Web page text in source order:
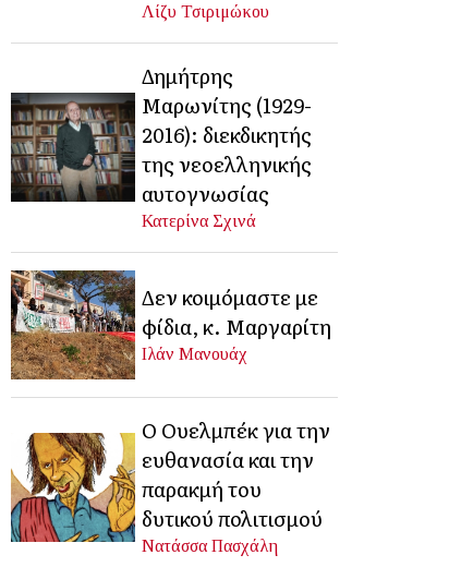
Λίζυ Τσιριμώκου
Δημήτρης
Μαρωνίτης (1929-
2016): διεκδικητής
της νεοελληνικής
αυτογνωσίας
Κατερίνα Σχινά
Δεν κοιμόμαστε με
φίδια, κ. Μαργαρίτη
Ιλάν Μανουάχ
Ο Ουελμπέκ για την
ευθανασία και την
παρακμή του
δυτικού πολιτισμού
Νατάσσα Πασχάλη